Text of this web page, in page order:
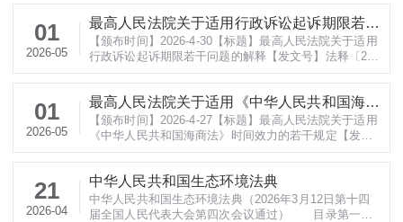
2/c30834/202604/t20260430_454309.html【法规全
文】 中华人民共和国监狱法全国人民代表大会常务委员
会中华人民共和国监狱法 (1994年12月29日第八届全
国人民代表大会常
01
2026-05
最高人民法院关于适用行政诉讼起诉期限若干
问题的解释
【颁布时间】2026-4-30【标题】最高人民法院关于适用
行政诉讼起诉期限若干问题的解释【发文号】法释〔202
6〕3号【失效时间】【颁布单位】最高人民法院【法规
来源】https://mp.weixin.qq.com/s/jbDpTe4fm7XDh7ljL
ksLpA【法规全文】 最高人民法院关于适用行政诉讼起
诉期限若干问题的解释最高人民法院 《最高人民法
院关于适用行政诉讼起诉期限若干问题
01
2026-05
最高人民法院关于适用《中华人民共和国海商
法》时间效力的若干规定
【颁布时间】2026-4-27【标题】最高人民法院关于适用
《中华人民共和国海商法》时间效力的若干规定【发文
号】法释〔2026〕8号【失效时间】【颁布单位】最高
人民法院【法规来源】https://www.court.gov.cn/zixun/x
iangqing/498581.html【法规全文】 最高人民法院关于
适用《中华人民共和国海商法》时间效力的若干规定最
高人民法院 《最高人民法院关
21
2026-04
中华人民共和国生态环境法典
中华人民共和国生态环境法典（2026年3月12日第十四
届全国人民代表大会第四次会议通过） 目录第一